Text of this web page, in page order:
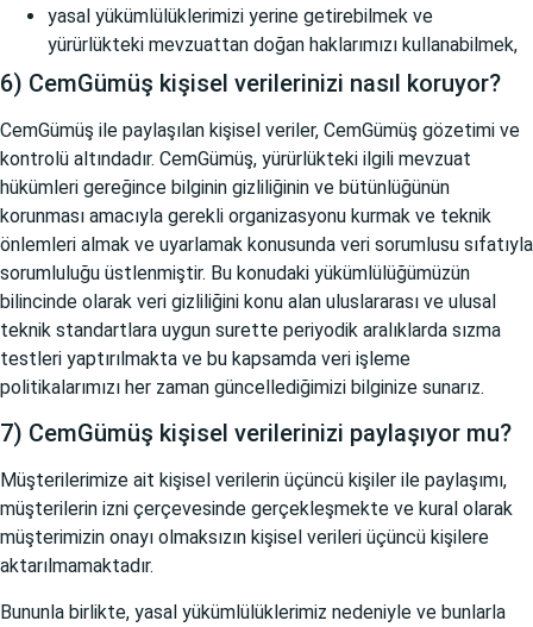
yasal yükümlülüklerimizi yerine getirebilmek ve
yürürlükteki mevzuattan doğan haklarımızı kullanabilmek,
6) CemGümüş kişisel verilerinizi nasıl koruyor?
CemGümüş ile paylaşılan kişisel veriler, CemGümüş gözetimi ve
kontrolü altındadır. CemGümüş, yürürlükteki ilgili mevzuat
hükümleri gereğince bilginin gizliliğinin ve bütünlüğünün
korunması amacıyla gerekli organizasyonu kurmak ve teknik
önlemleri almak ve uyarlamak konusunda veri sorumlusu sıfatıyla
sorumluluğu üstlenmiştir. Bu konudaki yükümlülüğümüzün
bilincinde olarak veri gizliliğini konu alan uluslararası ve ulusal
teknik standartlara uygun surette periyodik aralıklarda sızma
testleri yaptırılmakta ve bu kapsamda veri işleme
politikalarımızı her zaman güncellediğimizi bilginize sunarız.
7) CemGümüş kişisel verilerinizi paylaşıyor mu?
Müşterilerimize ait kişisel verilerin üçüncü kişiler ile paylaşımı,
müşterilerin izni çerçevesinde gerçekleşmekte ve kural olarak
müşterimizin onayı olmaksızın kişisel verileri üçüncü kişilere
aktarılmamaktadır.
Bununla birlikte, yasal yükümlülüklerimiz nedeniyle ve bunlarla